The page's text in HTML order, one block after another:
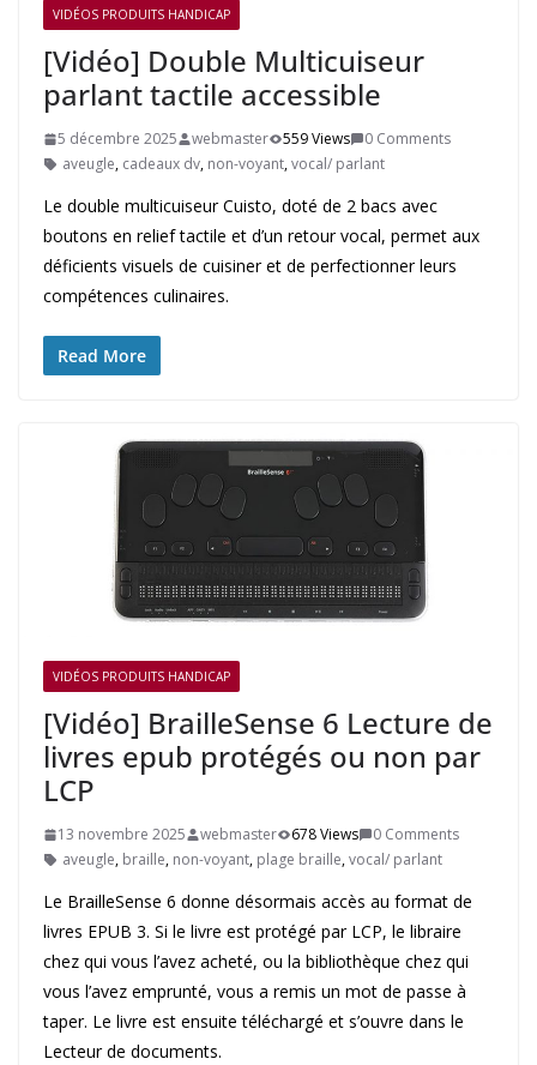
VIDÉOS PRODUITS HANDICAP
[Vidéo] Double Multicuiseur
parlant tactile accessible
5 décembre 2025 webmaster 559 Views
0 Comments
aveugle, cadeaux dv, non-voyant,vocal/ parlant
Le double multicuiseur Cuisto, doté de 2 bacs avec
boutons en relief tactile et d’un retour vocal, permet aux
déficients visuels de cuisiner et de perfectionner leurs
compétences culinaires.
Read More
VIDÉOS PRODUITS HANDICAP
[Vidéo] BrailleSense 6 Lecture de
livres epub protégés ou non par
LCP
13 novembre 2025 webmaster 678 Views
0 Comments
aveugle, braille, non-voyant, plage braille,vocal/ parlant
Le BrailleSense 6 donne désormais accès au format de
livres EPUB 3. Si le livre est protégé par LCP, le libraire
chez qui vous l’avez acheté, ou la bibliothèque chez qui
vous l’avez emprunté, vous a remis un mot de passe à
taper. Le livre est ensuite téléchargé et s’ouvre dans le
Lecteur de documents.